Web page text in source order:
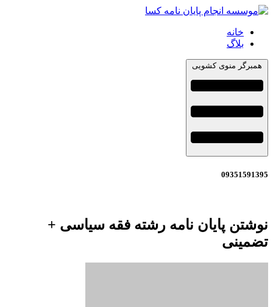
خانه
بلاگ
همبرگر منوی کشویی
09351591395
نوشتن پایان نامه رشته فقه سیاسی +
تضمینی